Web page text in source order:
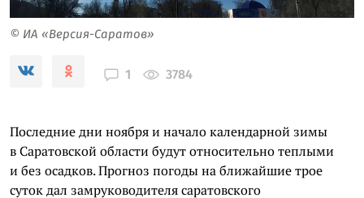
© ИА «Версия-Саратов»
1 3784
Последние дни ноября и начало календарной зимы
в Саратовской области будут относительно теплыми
и без осадков. Прогноз погоды на ближайшие трое
суток дал замруководителя саратовского